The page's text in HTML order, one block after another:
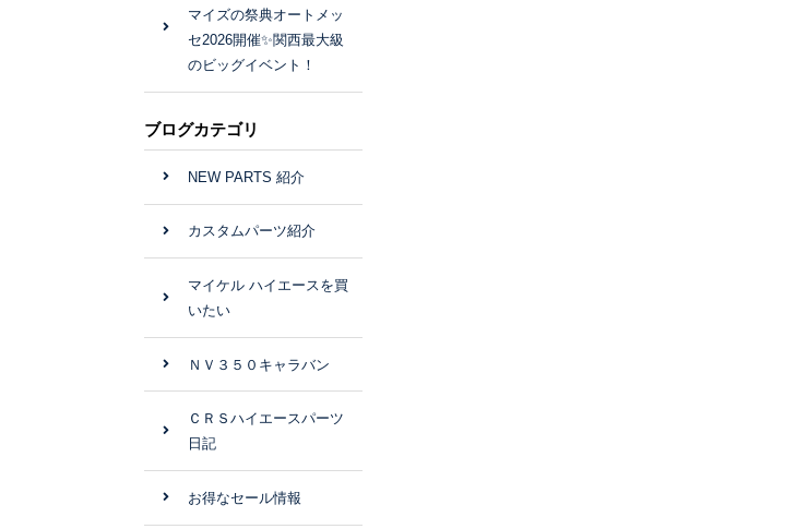
マイズの祭典オートメッ
セ2026開催✨関西最大級
のビッグイベント！
ブログカテゴリ
NEW PARTS 紹介
カスタムパーツ紹介
マイケル ハイエースを買
いたい
ＮＶ３５０キャラバン
ＣＲＳハイエースパーツ
日記
お得なセール情報